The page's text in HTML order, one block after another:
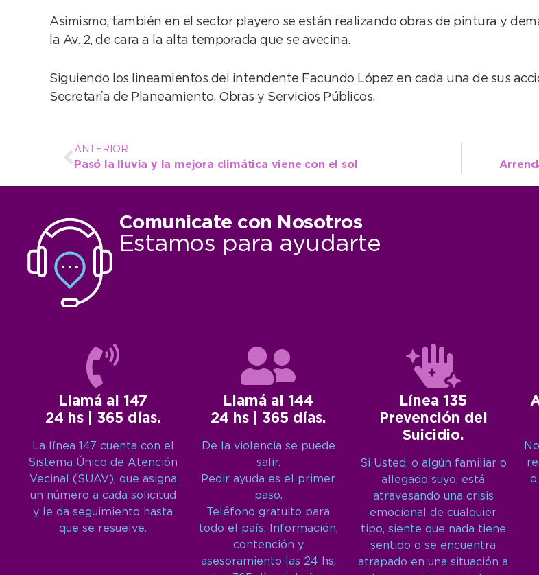
Asimismo, también en el sector playero se están realizando obras de pintura y
la Av. 2, de cara a la alta temporada que se avecina.
Siguiendo los lineamientos del intendente Facundo López en cada una de sus
Secretaría de Planeamiento, Obras y Servicios Públicos.
ANTERIOR
Pasó la lluvia y la mejora climática viene con el sol
Comunicate con Nosotros
Estamos para ayudarte
Llamá al 147
24 hs | 365 días.
La línea 147 cuenta con el
Sistema Único de Atención
Vecinal (SUAV), que asigna
un número a cada solicitud
y le da seguimiento hasta
que se resuelve.
Llamá al 144
24 hs | 365 días.
De la violencia se puede
salir.
Pedir ayuda es el primer
paso.
Teléfono gratuito para
todo el país. Información,
contención y
asesoramiento las 24 hs,
Línea 135
Prevención del
Suicidio.
Si Usted, o algún familiar o
allegado suyo, está
atravesando una crisis
emocional de cualquier
tipo, siente que nada tiene
sentido o se encuentra
atrapado en una situación a
o